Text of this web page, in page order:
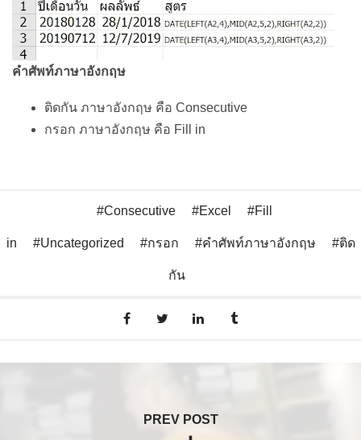
คำศัพท์ภาษาอังกฤษ
ติดกัน ภาษาอังกฤษ คือ Consecutive
กรอก ภาษาอังกฤษ คือ Fill in
Consecutive Excel Fill
in Uncategorized กรอก คำศัพท์ภาษาอังกฤษ ติด
กัน
PREV POST